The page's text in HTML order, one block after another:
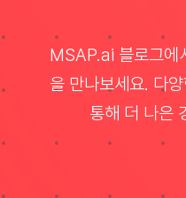
이벤트 & 세미나
블로그
MSAP.ai 블로그에
을 만나보세요. 다
통해 더 나은